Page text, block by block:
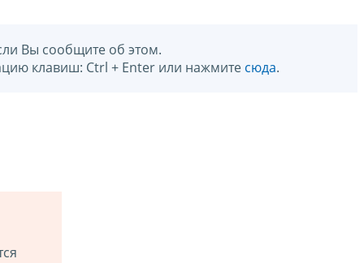
Вы сообщите об этом.
клавиш: Ctrl + Enter или нажмите сюда.